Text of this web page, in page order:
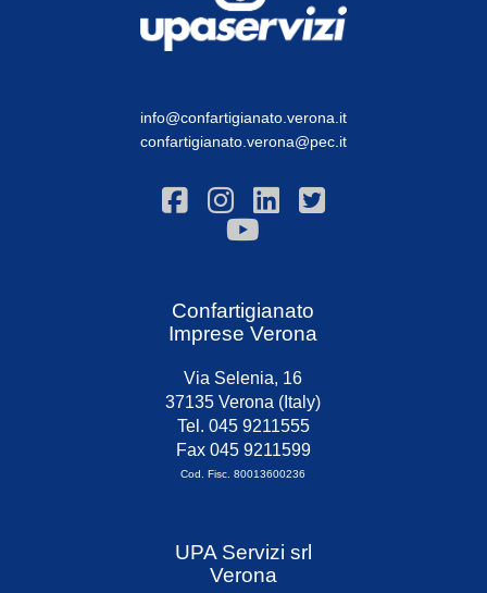
info@confartigianato.verona.it
confartigianato.verona@pec.it
Confartigianato
Imprese Verona
Via Selenia, 16
37135 Verona (Italy)
Tel. 045 9211555
Fax 045 9211599
Cod. Fisc. 80013600236
UPA Servizi srl
Verona